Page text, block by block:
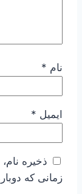
نام *
ایمیل *
ذخیره
زمانی که